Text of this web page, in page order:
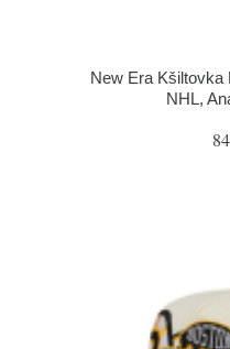
New Era Kšiltovka
NHL,